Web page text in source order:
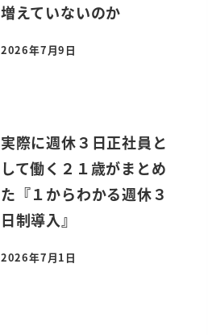
増えていないのか
投稿日
2026年7月9日
実際に週休３日正社員と
して働く２１歳がまとめ
た『１からわかる週休３
日制導入』
投稿日
2026年7月1日